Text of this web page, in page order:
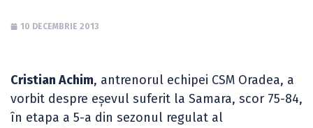
10 DECEMBRIE 2013
Cristian Achim, antrenorul echipei CSM Oradea, a
vorbit despre eșevul suferit la Samara, scor 75-84,
în etapa a 5-a din sezonul regulat al